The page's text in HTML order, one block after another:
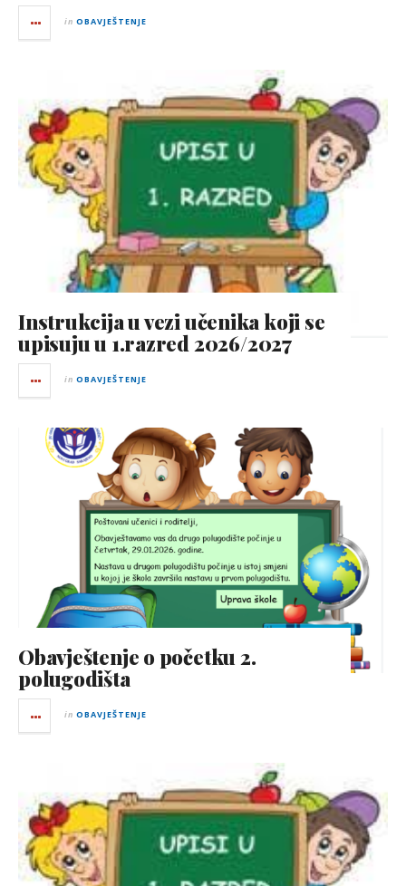
in OBAVJEŠTENJE
Instrukcija u vezi učenika koji se
upisuju u 1.razred 2026/2027
in OBAVJEŠTENJE
Obavještenje o početku 2.
polugodišta
in OBAVJEŠTENJE